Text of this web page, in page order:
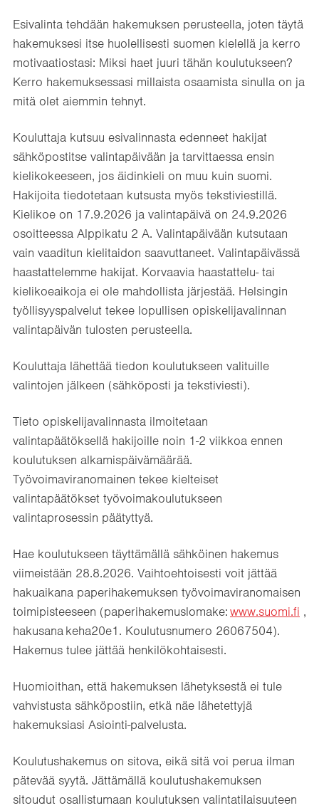
Esivalinta tehdään hakemuksen perusteella, joten täytä
hakemuksesi itse huolellisesti suomen kielellä ja kerro
motivaatiostasi: Miksi haet juuri tähän koulutukseen?
Kerro hakemuksessasi millaista osaamista sinulla on ja
mitä olet aiemmin tehnyt.
Kouluttaja kutsuu esivalinnasta edenneet hakijat
sähköpostitse valintapäivään ja tarvittaessa ensin
kielikokeeseen, jos äidinkieli on muu kuin suomi.
Hakijoita tiedotetaan kutsusta myös tekstiviestillä.
Kielikoe on 17.9.2026 ja valintapäivä on 24.9.2026
osoitteessa Alppikatu 2 A. Valintapäivään kutsutaan
vain vaaditun kielitaidon saavuttaneet. Valintapäivässä
haastattelemme hakijat. Korvaavia haastattelu- tai
kielikoeaikoja ei ole mahdollista järjestää. Helsingin
työllisyyspalvelut tekee lopullisen opiskelijavalinnan
valintapäivän tulosten perusteella.
Kouluttaja lähettää tiedon koulutukseen valituille
valintojen jälkeen (sähköposti ja tekstiviesti).
Tieto opiskelijavalinnasta ilmoitetaan
valintapäätöksellä hakijoille noin 1-2 viikkoa ennen
koulutuksen alkamispäivämäärää.
Työvoimaviranomainen tekee kielteiset
valintapäätökset työvoimakoulutukseen
valintaprosessin päätyttyä.
Hae koulutukseen täyttämällä sähköinen hakemus
viimeistään 28.8.2026. Vaihtoehtoisesti voit jättää
hakuaikana paperihakemuksen työvoimaviranomaisen
toimipisteeseen (paperihakemuslomake:www.suomi.fi ,
hakusana keha20e1. Koulutusnumero 26067504).
Hakemus tulee jättää henkilökohtaisesti.
Huomioithan, että hakemuksen lähetyksestä ei tule
vahvistusta sähköpostiin, etkä näe lähetettyjä
hakemuksiasi Asiointi-palvelusta.
Koulutushakemus on sitova, eikä sitä voi perua ilman
pätevää syytä. Jättämällä koulutushakemuksen
sitoudut osallistumaan koulutuksen valintatilaisuuteen